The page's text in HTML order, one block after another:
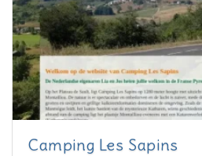
Camping Les Sapins